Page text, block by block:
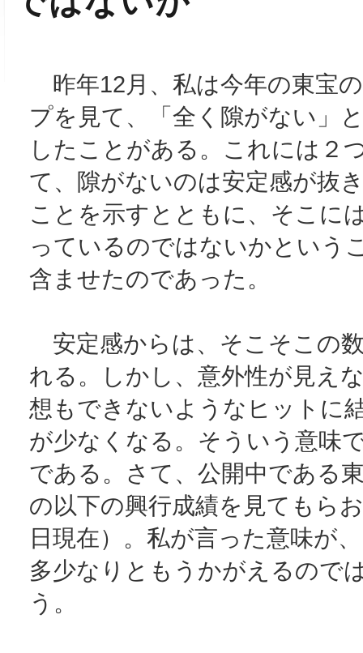
昨年12月、私は今年の東宝
プを見て、「全く隙がない」
したことがある。これには２
て、隙がないのは安定感が抜
ことを示すとともに、そこに
っているのではないかという
含ませたのであった。
安定感からは、そこそこの
れる。しかし、意外性が見え
想もできないようなヒットに
が少なくなる。そういう意味
である。さて、公開中である
の以下の興行成績を見てもら
日現在）。私が言った意味が
多少なりともうかがえるので
う。